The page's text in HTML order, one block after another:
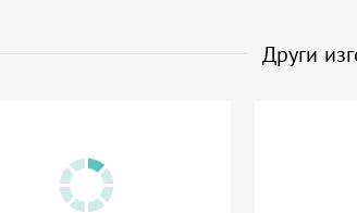
Други